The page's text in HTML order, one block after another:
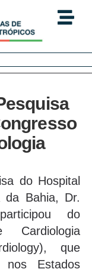
do Hospital
da Bahia, Dr.
do
Cardiologia
que
Estados